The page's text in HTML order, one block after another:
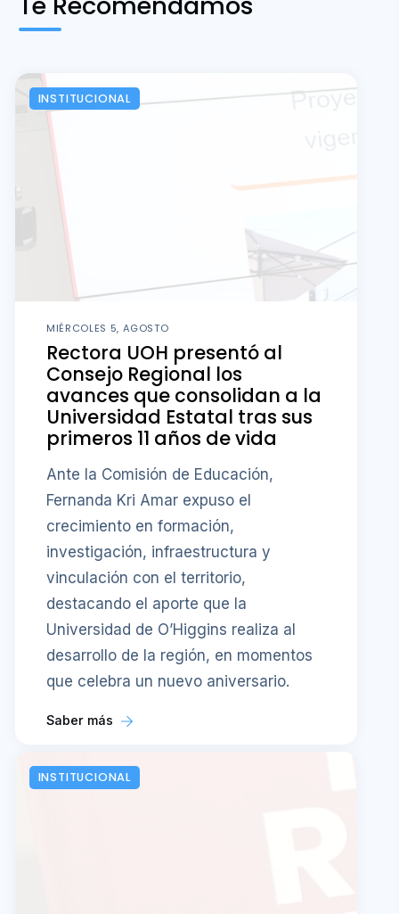
INSTITUCIONAL
MIÉRCOLES 5, AGOSTO
Rectora UOH presentó al
Consejo Regional los
avances que consolidan a la
Universidad Estatal tras sus
primeros 11 años de vida
Ante la Comisión de Educación,
Fernanda Kri Amar expuso el
crecimiento en formación,
investigación, infraestructura y
vinculación con el territorio,
destacando el aporte que la
Universidad de O’Higgins realiza al
desarrollo de la región, en momentos
que celebra un nuevo aniversario.
Saber más
INSTITUCIONAL